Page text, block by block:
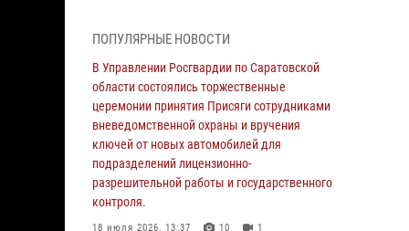
области состоялись торжественные
церемонии принятия Присяги сотрудниками
вневедомственной охраны и вручения
ключей от новых автомобилей для
подразделений лицензионно-
разрешительной работы и государственного
18 июля 2026, 13:37 10 1
В Саратовской области самые лучшие
ПОПУЛЯРНЫЕ НОВОСТИ
В Управлении Росгвардии по Саратовской
области состоялись торжественные
церемонии принятия Присяги сотрудниками
вневедомственной охраны и вручения
ключей от новых автомобилей для
подразделений лицензионно-
разрешительной работы и государственного
контроля.
18 июля 2026, 13:37 10 1